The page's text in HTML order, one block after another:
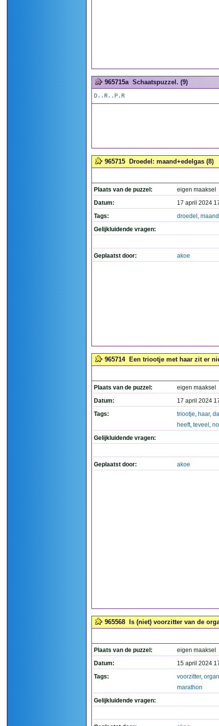
965715a Schaatspuzzel. (9)
D..R..P.R
965715 Droedel: maand+edelgas (8)
Plaats van de puzzel:
eigen maaksel
Datum:
17 april 2024
Tags:
droedel ,
Gelijkluidende vragen:
Geplaatst door: akoe
965714 Een triootje met haar zit er
Plaats van de puzzel:
eigen maaksel
Datum:
17 april 2024
Tags:
triootje, haar,
heeft, teveel ,
Gelijkluidende vragen:
Geplaatst door: akoe
965568 Is (niet) voorzitter van de
Plaats van de puzzel:
eigen maaksel
Datum:
15 april 2024
Tags:
voorzitter,
marathon
Gelijkluidende vragen: